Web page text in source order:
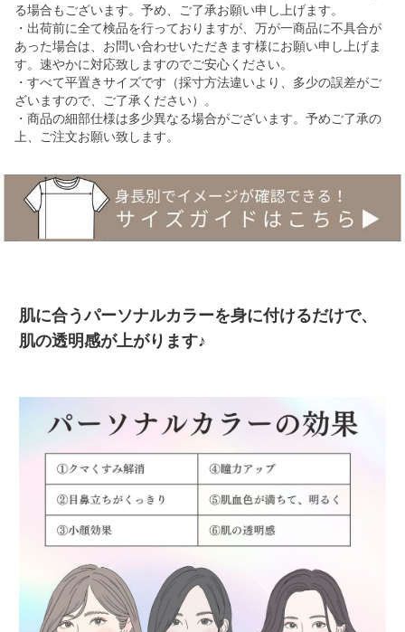
る場合もございます。予め、ご了承お願い申し上げます。
・出荷前に全て検品を行っておりますが、万が一商品に不具合が
あった場合は、お問い合わせいただきます様にお願い申し上げま
す。速やかに対応致しますのでご安心ください。
・すべて平置きサイズです（採寸方法違いより、多少の誤差がご
ざいますので、ご了承ください）。
・商品の細部仕様は多少異なる場合がございます。予めご了承の
上、ご注文お願い致します。
肌に合うパーソナルカラーを身に付けるだけで、
肌の透明感が上がります♪